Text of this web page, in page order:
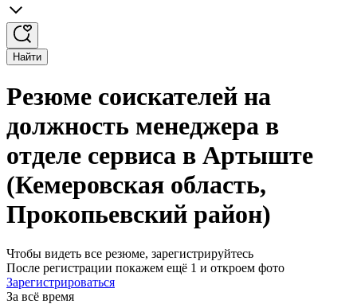
Найти
Резюме соискателей на
должность менеджера в
отделе сервиса в Артыште
(Кемеровская область,
Прокопьевский район)
Чтобы видеть все резюме, зарегистрируйтесь
После регистрации покажем ещё 1 и откроем фото
Зарегистрироваться
За всё время